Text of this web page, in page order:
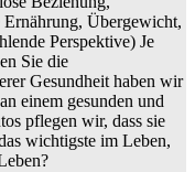
Ernährung, Übergewicht,
Perspektive) Je
Sie die
Gesundheit haben wir
einem gesunden und
pflegen wir, dass sie
wichtigste im Leben,